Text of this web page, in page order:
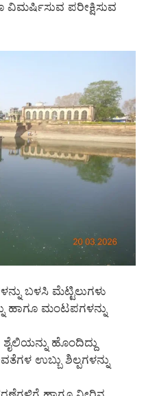
ವಿಮರ್ಷಿಸುವ ಪರೀಕ್ಷಿಸುವ
ಬಳಸಿ ಮೆಟ್ಟಿಲುಗಳು
ಹಾಗೂ ಮಂಟಪಗಳನ್ನು
ಹೊಂದಿದ್ದು
ಉಬ್ಬು ಶಿಲ್ಪಗಳನ್ನು